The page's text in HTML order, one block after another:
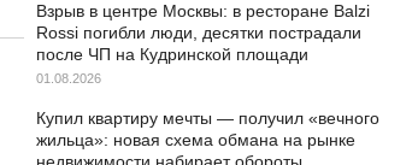
Взрыв в центре Москвы: в ресторане Balzi
Rossi погибли люди, десятки пострадали
после ЧП на Кудринской площади
01.08.2026
Купил квартиру мечты — получил «вечного
жильца»: новая схема обмана на рынке